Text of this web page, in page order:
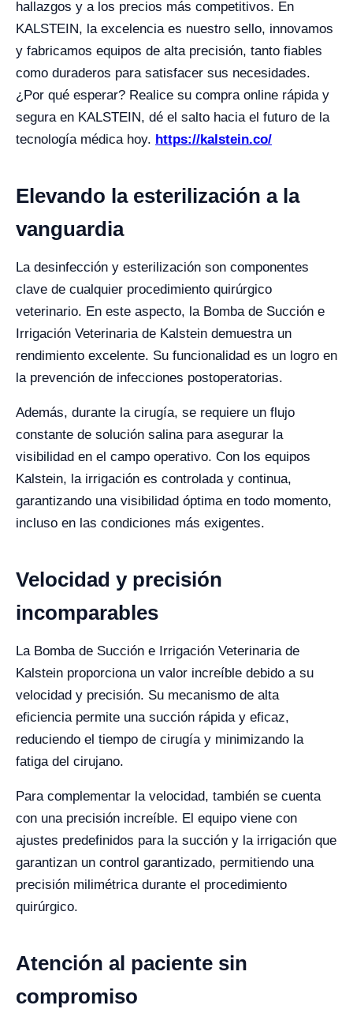
hallazgos y a los precios más competitivos. En
KALSTEIN, la excelencia es nuestro sello, innovamos
y fabricamos equipos de alta precisión, tanto fiables
como duraderos para satisfacer sus necesidades.
¿Por qué esperar? Realice su compra online rápida y
segura en KALSTEIN, dé el salto hacia el futuro de la
tecnología médica hoy. https://kalstein.co/
Elevando la esterilización a la
vanguardia
La desinfección y esterilización son componentes
clave de cualquier procedimiento quirúrgico
veterinario. En este aspecto, la Bomba de Succión e
Irrigación Veterinaria de Kalstein demuestra un
rendimiento excelente. Su funcionalidad es un logro en
la prevención de infecciones postoperatorias.
Además, durante la cirugía, se requiere un flujo
constante de solución salina para asegurar la
visibilidad en el campo operativo. Con los equipos
Kalstein, la irrigación es controlada y continua,
garantizando una visibilidad óptima en todo momento,
incluso en las condiciones más exigentes.
Velocidad y precisión
incomparables
La Bomba de Succión e Irrigación Veterinaria de
Kalstein proporciona un valor increíble debido a su
velocidad y precisión. Su mecanismo de alta
eficiencia permite una succión rápida y eficaz,
reduciendo el tiempo de cirugía y minimizando la
fatiga del cirujano.
Para complementar la velocidad, también se cuenta
con una precisión increíble. El equipo viene con
ajustes predefinidos para la succión y la irrigación que
garantizan un control garantizado, permitiendo una
precisión milimétrica durante el procedimiento
quirúrgico.
Atención al paciente sin
compromiso